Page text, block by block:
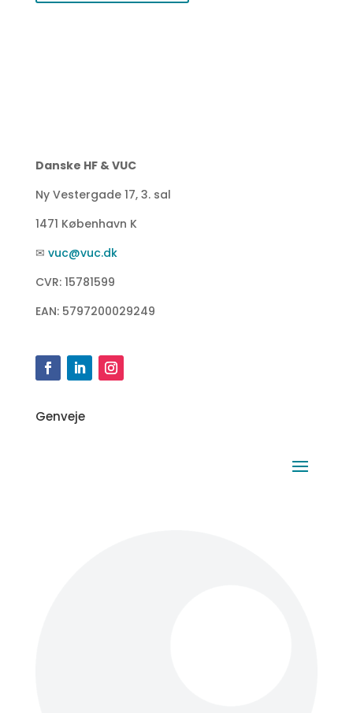
Danske HF & VUC
Ny Vestergade 17, 3. sal
1471 København K
✉ vuc@vuc.dk
CVR: 15781599
EAN: 5797200029249
Genveje